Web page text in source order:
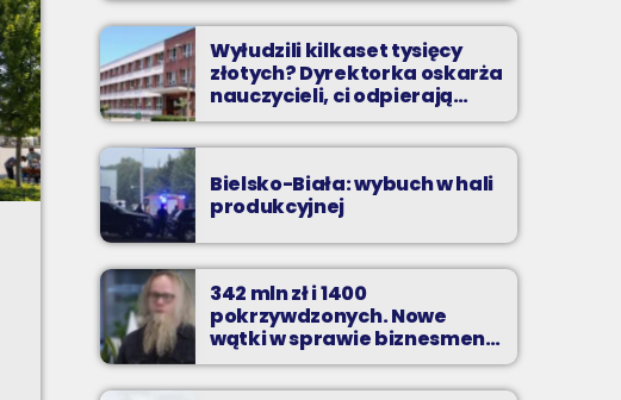
Wyłudzili kilkaset tysięcy
złotych? Dyrektorka oskarża
nauczycieli, ci odpierają
zarzuty
Bielsko-Biała: wybuch w hali
produkcyjnej
342 mln zł i 1400
pokrzywdzonych. Nowe
wątki w sprawie biznesmena
z Bielska-Białej